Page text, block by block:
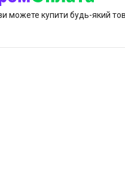
можете купити будь-який